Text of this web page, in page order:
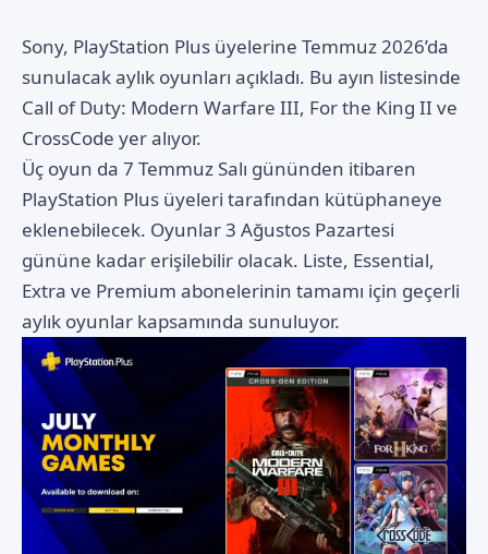
Sony, PlayStation Plus üyelerine Temmuz 2026’da
sunulacak aylık oyunları açıkladı. Bu ayın listesinde
Call of Duty: Modern Warfare III, For the King II ve
CrossCode yer alıyor.
Üç oyun da 7 Temmuz Salı gününden itibaren
PlayStation Plus üyeleri tarafından kütüphaneye
eklenebilecek. Oyunlar 3 Ağustos Pazartesi
gününe kadar erişilebilir olacak. Liste, Essential,
Extra ve Premium abonelerinin tamamı için geçerli
aylık oyunlar kapsamında sunuluyor.